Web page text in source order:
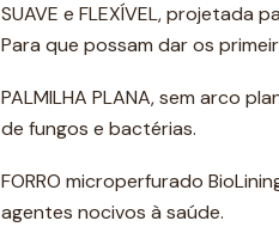
SUAVE e FLEXÍVEL,
Para que possam dar os
PALMILHA PLANA, sem arco
de fungos e bactérias.
FORRO microperfurado
agentes nocivos à saúde.